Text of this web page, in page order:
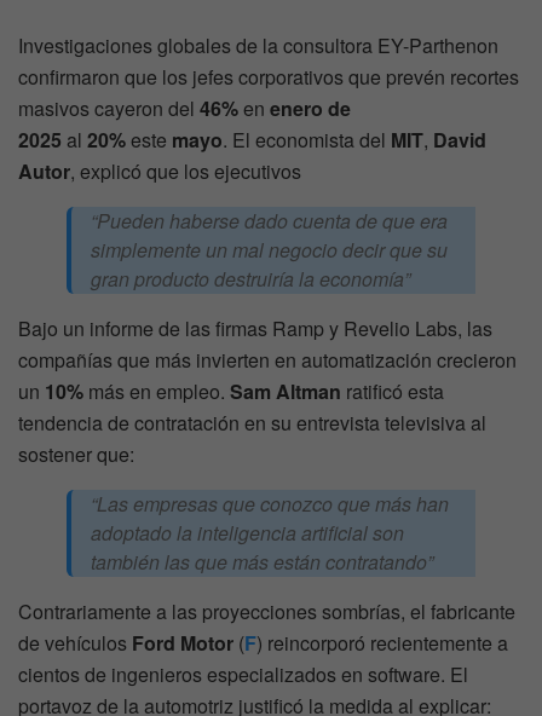
Investigaciones globales de la consultora EY-Parthenon
confirmaron que los jefes corporativos que prevén recortes
masivos cayeron del 46%en enero de
2025 al 20%este mayo. El economista del MIT, David
Autor, explicó que los ejecutivos
“Pueden haberse dado cuenta de que era
simplemente un mal negocio decir que su
gran producto destruiría la economía”
Bajo un informe de las firmas Ramp y Revelio Labs, las
compañías que más invierten en automatización crecieron
un 10% más en empleo. Sam Altman ratificó esta
tendencia de contratación en su entrevista televisiva al
sostener que:
“Las empresas que conozco que más han
adoptado la inteligencia artificial son
también las que más están contratando”
Contrariamente a las proyecciones sombrías, el fabricante
de vehículos Ford Motor (F) reincorporó recientemente a
cientos de ingenieros especializados en software. El
portavoz de la automotriz justificó la medida al explicar: